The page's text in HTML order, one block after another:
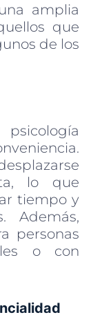
amplia
que
de los
lo que
tiempo y
Además,
personas
o con